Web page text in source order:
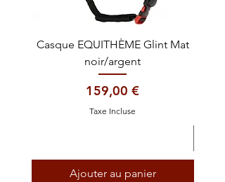
Casque EQUITHÈME Glint Mat
noir/argent
Prix
159,00 €
Taxe Incluse
Ajouter au panier